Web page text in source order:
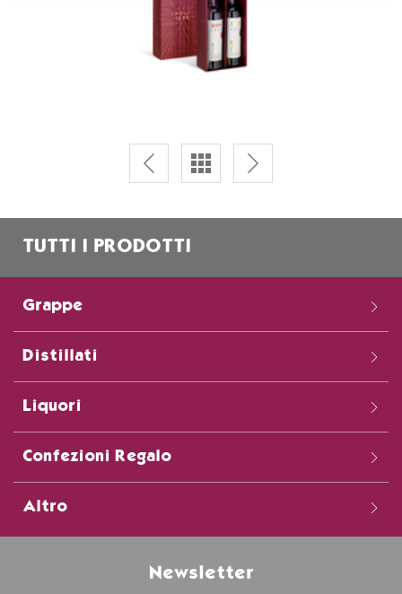
TUTTI I PRODOTTI
Grappe
Distillati
Liquori
Confezioni Regalo
Altro
Newsletter